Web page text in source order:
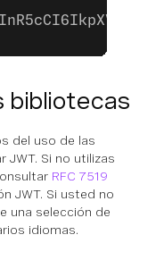
bibliotecas
del uso de las
JWT. Si no utilizas
RFC 7519
JWT. Si usted no
una selección de
idiomas.